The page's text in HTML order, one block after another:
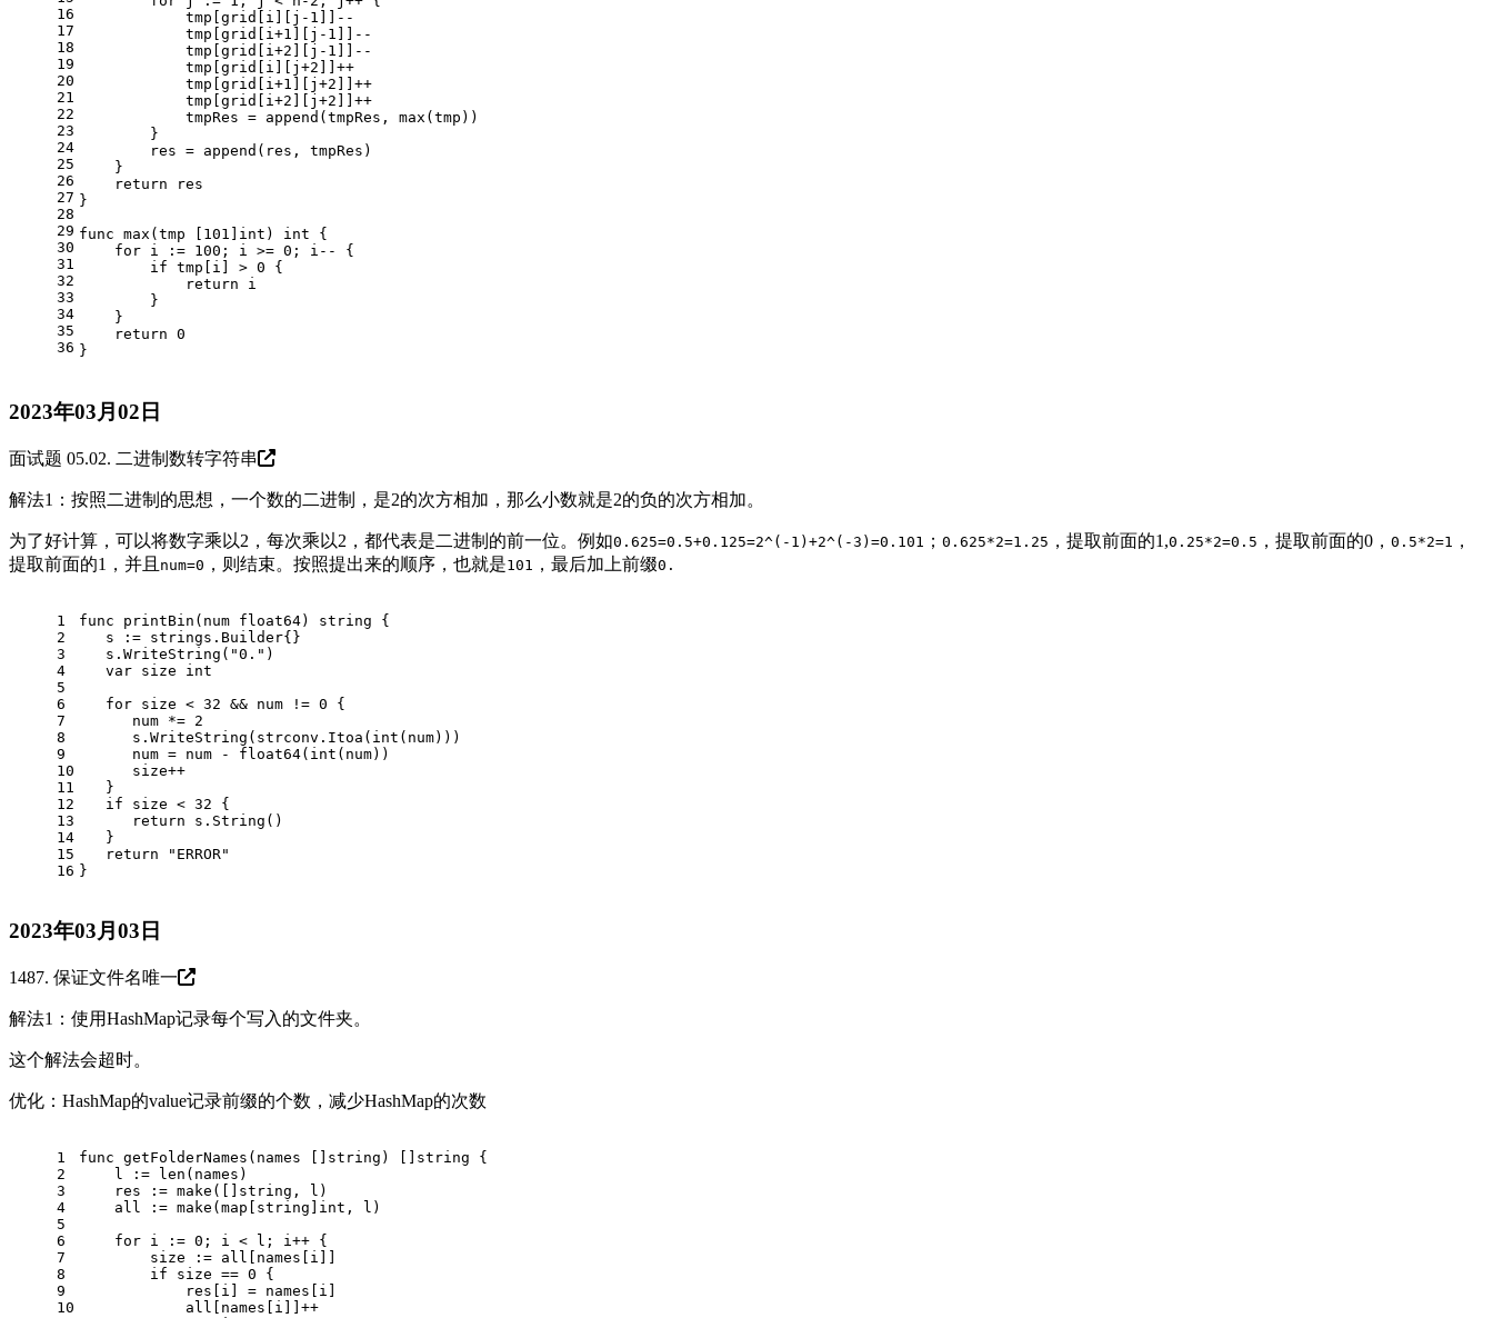
16
17
18
19
20
21
22
23
24
25
26
27
28
29
30
31
32
33
34
35
36
            tmp[grid[i][j
-1 ]]--
            tmp[grid[i+
1 ][j -1 ]]--
            tmp[grid[i+
2 ][j -1 ]]--
            tmp[grid[i][j+
2 ]]++
            tmp[grid[i+
1 ][j+2 ]]++
            tmp[grid[i+
2 ][j+2 ]]++
            tmpRes =
append (tmpRes, max(tmp))
        }
        res =
append (res, tmpRes)
    }
return res
}
func max (tmp [101] int ) int {
for i := 100 ; i >= 0 ; i-- {
if tmp[i] > 0 {
return i
        }
    }
return 0
}
2023年03月02日
面试题 05.02. 二进制数转字符串
解法1：按照二进制的思想，一个数的二进制，是2的次方相加，那么小数就是2的负的次方相加。
为了好计算，可以将数字乘以2，每次乘以2，都代表是二进制的前一位。例如0.625=0.5+0.125=2^(-1)+2^(-3)=0.101 ； 0.625*2=1.25 ，提取前面的1,0.25*2=0.5 ，提取前面的0， 0.5*2=1
，
提取前面的1，并且 num=0 ，则结束。按照提出来的顺序，也就是101 ，最后加上前缀0.
1
2
3
4
5
6
7
8
9
10
11
12
13
14
15
16
func printBin (num float64) string {
   s := strings.Builder{}
   s.WriteString(
"0." )
var size int
for size < 32 && num != 0 {
      num *=
2
      s.WriteString(strconv.Itoa(
int (num)))
      num = num -
float64( int (num))
      size++
   }
if size < 32 {
return s.String()
   }
return
"ERROR"
}
2023年03月03日
1487. 保证文件名唯一
解法1：使用HashMap记录每个写入的文件夹。
这个解法会超时。
优化：HashMap的value记录前缀的个数，减少HashMap的次数
1
2
3
4
5
6
7
8
9
10
func getFolderNames (names [] string ) string {
    l :=
len (names)
    res :=
make ([] string , l)
    all :=
make ( map string int , l)
for i := 0 ; i < l; i++ {
        size := all[names[i]]
if size == 0 {
            res[i] = names[i]
            all[names[i]]++